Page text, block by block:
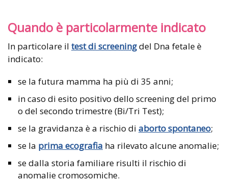
Quando è particolarmente indicato
In particolare il test di screeningdel Dna fetale è
indicato:
se la futura mamma ha più di 35 anni;
in caso di esito positivo dello screening del primo
o del secondo trimestre (Bi/Tri Test);
se la gravidanza è a rischio di aborto spontaneo;
se la prima ecografia ha rilevato alcune anomalie;
se dalla storia familiare risulti il rischio di
anomalie cromosomiche.